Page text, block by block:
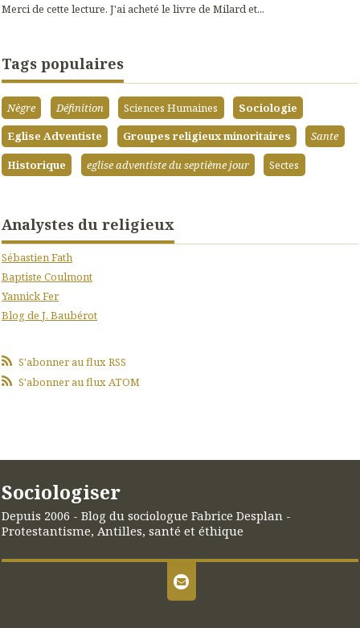
Merci de cette lecture. J'ai acheté le livre de Milard et...
Tags populaires
Nègre Définition Sciences Humaines
Sociologie
Eglise Adventiste
Groupes religieux minoritaires
Sante
Historique
eglise adventiste du septième jour Sectes
Analystes du religieux
Sébastien Fath
Baptiste Coulmont
Yannick Fer
Blog de J. Baubérot
S'abonner au flux RSS
S'abonner au flux ATOM
Sociologiser
Depuis 2006 - Blog du sociologue Fabrice Desplan -
Protestantisme, Antilles, santé et éthique